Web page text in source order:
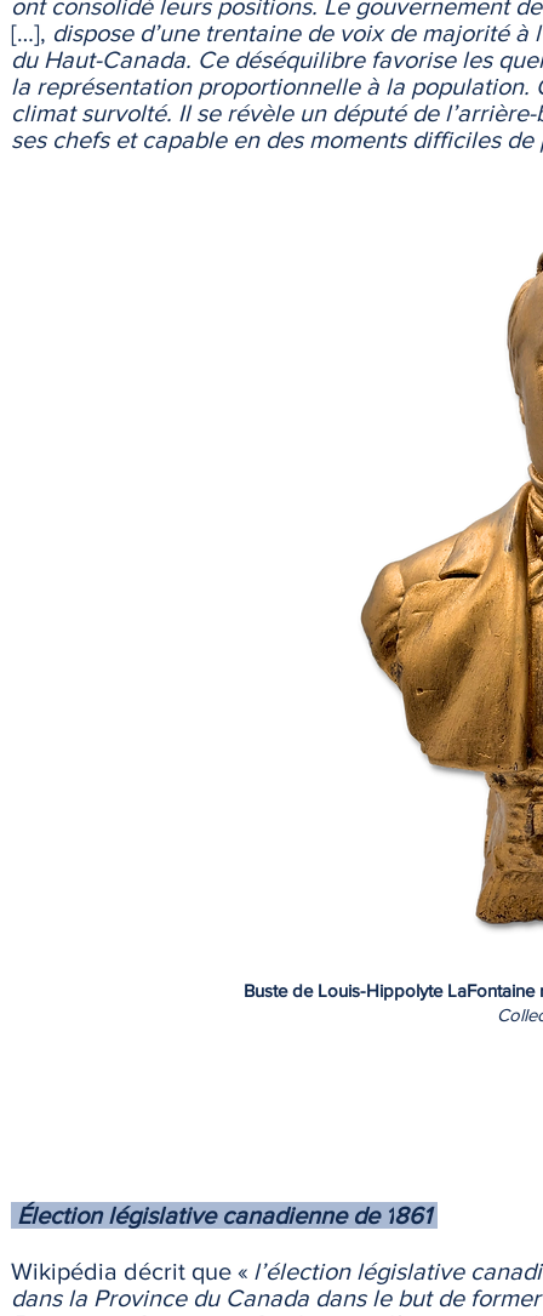
ont consolidé leurs positions. Le gouvernement
[…], dispose d’une trentaine de voix de majorité
du Haut-Canada. Ce déséquilibre favorise les
la représentation proportionnelle à la population.
climat survolté. Il se révèle un député de
ses chefs et capable en des moments difficiles
Buste de Louis-Hippolyte
Élection législative canadienne de 1861
Wikipédia décrit que « l’élection législative
dans la Province du Canada dans le but de